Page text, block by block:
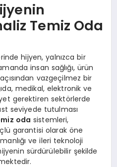
Temiz Oda
hijyen, yalnızca bir
insan sağlığı, ürün
vazgeçilmez bir
medikal, elektronik ve
gerektiren sektörlerde
seviyede tutulması
oda sistemleri,
garantisi olarak öne
ve ileri teknoloji
sürdürülebilir şekilde